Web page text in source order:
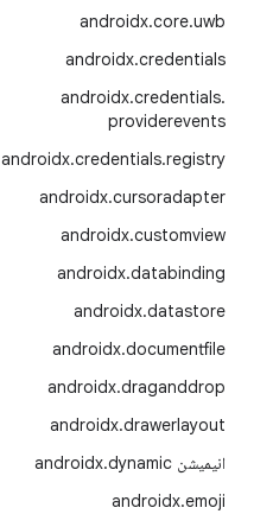
androidx.core.uwb
androidx.credentials
androidx.credentials.
providerevents
androidx.credentials.registry
androidx.cursoradapter
androidx.customview
androidx.databinding
androidx.datastore
androidx.documentfile
androidx.draganddrop
androidx.drawerlayout
انیمیشن androidx
.dynamic
androidx.emoji